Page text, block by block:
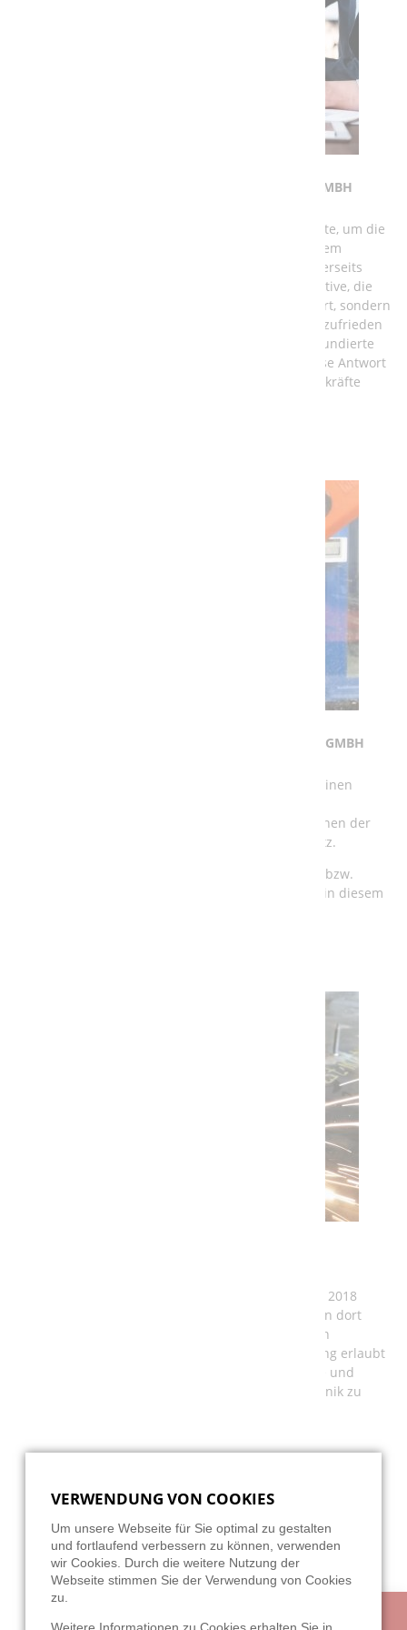
AUSBILDUNG BEI DER A3T ENGINEERING GMBH
Einerseits benötigt Deutschland dringend Fachkräfte, um die
Anforderungen der Zukunft zu meistern und auf dem
globalen Markt konkurrenzfähig zu bleiben. Andererseits
brauchen junge Menschen eine berufliche Perspektive, die
ihnen nicht nur ein vernünftiges Einkommen sichert, sondern
auch ihre persönliche Entwicklung fördert und sie zufrieden
stellt. Die beste Antwort auf diese Fragen ist eine fundierte
Ausbildung in einem anerkannten Beruf – und diese Antwort
sollte aus den Unternehmen kommen, die auf Fachkräfte
NEUER AUFTRAG FÜR DIE A3T ENGINEERING GMBH
Bei unserem jüngsten Auftrag geht es darum, für einen
modernisieren. Als Roboter kommen dabei Maschinen der
renommierten Hersteller Kuka und ABB zum Einsatz.
Für die speicherprogrammierbare Steuerung (SPS) bzw.
Totally Integrated Automation (TIA) verwenden wir in diesem
Wir freuen uns sehr darauf, dass wir im November 2018
unsere neue Werkstatt beziehen können. Wir haben dort
bedeutend mehr Platz als derzeit, was nicht nur ein
komfortableres Arbeiten ermöglicht. Die Erweiterung erlaubt
uns zum Beispiel auch, für unsere Kunden größere und
komplexere Schaltschränke für die Steuerungstechnik zu
Weiterlesen …
VERWENDUNG VON COOKIES
Um unsere Webseite für Sie optimal zu gestalten
und fortlaufend verbessern zu können, verwenden
wir Cookies. Durch die weitere Nutzung der
Webseite stimmen Sie der Verwendung von Cookies
zu.
Weitere Informationen zu Cookies erhalten Sie in